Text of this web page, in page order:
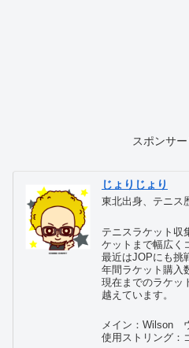
スポンサ
じょりじょり
東北出身、テニス
テニスラケット収
ケットまで幅広く
最近はJOPにも挑
年間ラケット購入
現在までのラケッ
越えています。
メイン：Wilson
使用ストリング